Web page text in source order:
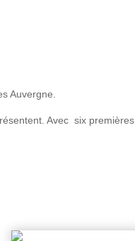
Auvergne.
Avec six